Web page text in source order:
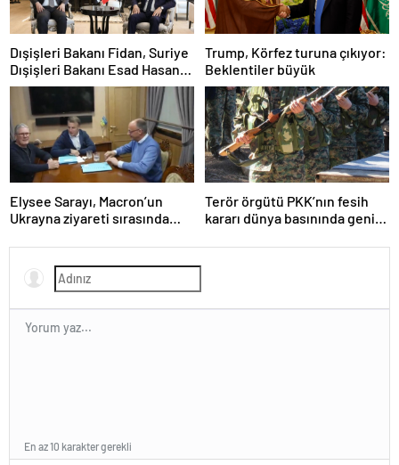
Dışişleri Bakanı Fidan, Suriye
Dışişleri Bakanı Esad Hasan
Şeybani ile görüştü
Trump, Körfez turuna çıkıyor:
Beklentiler büyük
Elysee Sarayı, Macron’un
Ukrayna ziyareti sırasında
iddiasını yalanladı
Terör örgütü PKK’nın fesih
kararı dünya basınında geniş
En az 10 karakter gerekli